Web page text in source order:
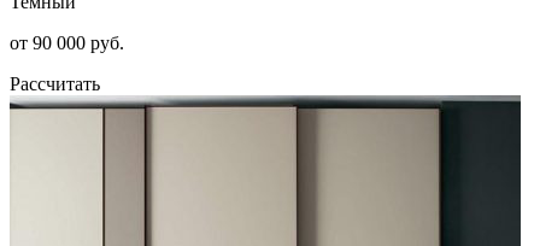
от 90 000 руб.
Рассчитать